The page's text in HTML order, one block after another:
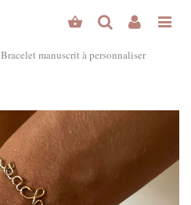
Bracelet manuscrit à personnaliser